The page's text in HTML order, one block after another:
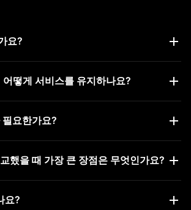
요?
이며, 캡차는 월 20,000회, 피드백은 월 20
니다. 캡차 사용량은 성공한 요청만 집계됩
떻게 서비스를 유지하나요?
문에 직원 월급이나 사무실 임대료 같은 고
래서 가격을 낮게 유지할 수 있습니다.
요한가요?
쿠키 동의 팝업을 표시할 필요가 없습니다.
했을 때 가장 큰 장점은 무엇인가요?
드입니다. 쿠키/핑거프린트 없이도 필요한
요?